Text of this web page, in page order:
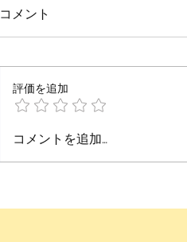
コメント
評価を追加
コメントを追加…